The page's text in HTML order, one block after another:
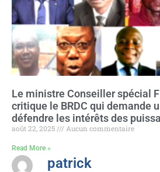
Le ministre Conseiller spécial
critique le BRDC qui demande
défendre les intérêts des
août 22, 2025 Aucun commentaire
Read More »
patrick